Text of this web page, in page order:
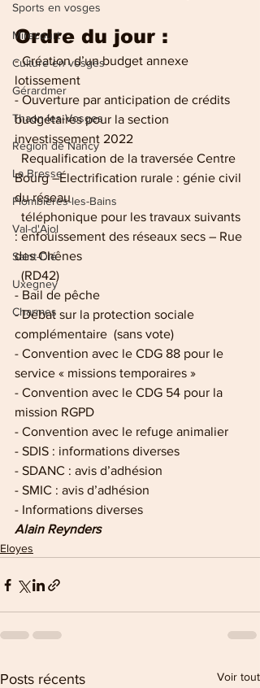
Sports en vosges
Mirecourt
Culture en vosges
Gérardmer
Thaon-les-Vosges
Région de Nancy
La Bresse
Plombières-les-Bains
Val-d'Ajol
Saint-Dié
Uxegney
Charmes
Ordre du jour :
- Création d’un budget annexe
lotissement
- Ouverture par anticipation de crédits
budgétaires pour la section
investissement 2022
Bourg –Électrification rurale : génie civil
du réseau
: enfouissement des réseaux secs – Rue
des Chênes
  (RD42)
- Bail de pêche
- Débat sur la protection sociale
complémentaire  (sans vote)
- Convention avec le CDG 88 pour le
service « missions temporaires »
- Convention avec le CDG 54 pour la
mission RGPD
- Convention avec le refuge animalier
- SDIS : informations diverses
- SDANC : avis d’adhésion
- SMIC : avis d’adhésion
- Informations diverses
Alain Reynders
Eloyes
Posts récents Voir tout